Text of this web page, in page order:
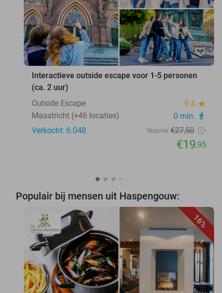
favorite_border
Interactieve outside escape voor 1-5 personen
(ca. 2 uur)
Outside Escape
9.4 star
Maastricht (+46 locaties) 0 min. directions_walk
Verkocht: 6.048 Regulier €27,50
€19,95
Populair bij mensen uit Haspengouw:
16%